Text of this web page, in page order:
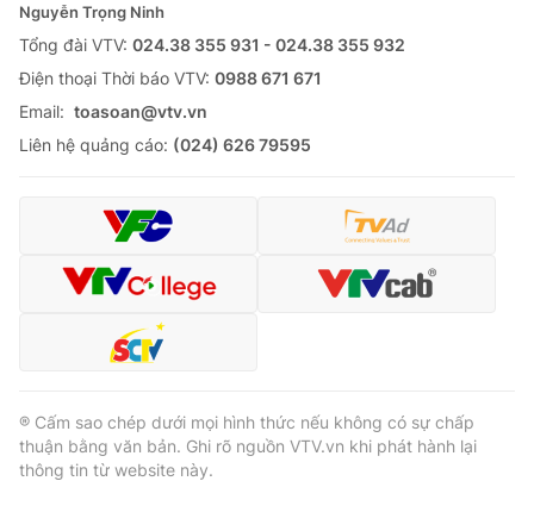
Nguyễn Trọng Ninh
Tổng đài VTV: 024.38 355 931 - 024.38 355 932
Ðiện thoại Thời báo VTV: 0988 671 671
Email: toasoan@vtv.vn
Liên hệ quảng cáo: (024) 626 79595
® Cấm sao chép dưới mọi hình thức nếu không có sự chấp
thuận bằng văn bản. Ghi rõ nguồn VTV.vn khi phát hành lại
thông tin từ website này.